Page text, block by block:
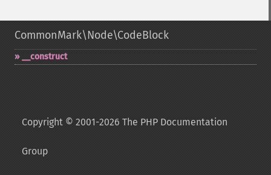
CommonMark\Node\CodeBlock
_​_​construct
Copyright © 2001-2026 The PHP Documentation
Group